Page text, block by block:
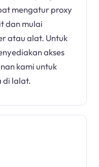
mengatur proxy
dan mulai
atau alat. Untuk
akses
kami untuk
di lalat.